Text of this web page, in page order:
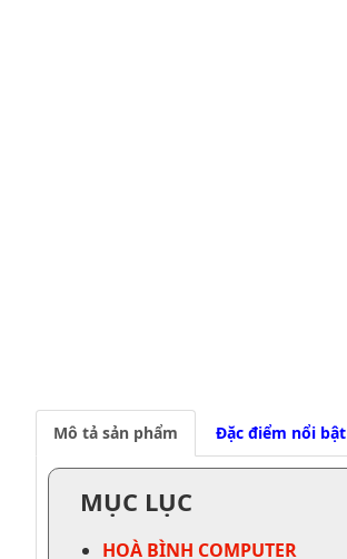
Mô tả sản phẩm Đặc điểm nổi bật
MỤC LỤC
HOÀ BÌNH COMPUTER